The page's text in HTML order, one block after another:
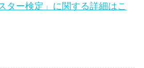
ター検定」に関する詳細はこ